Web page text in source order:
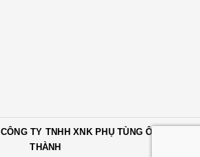
CÔNG TY TNHH XNK PHỤ TÙNG Ô TÔ TRÍ
THÀNH